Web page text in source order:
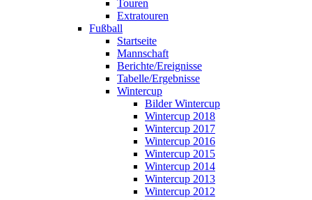
Touren
Extratouren
Fußball
Startseite
Mannschaft
Berichte/Ereignisse
Tabelle/Ergebnisse
Wintercup
Bilder Wintercup
Wintercup 2018
Wintercup 2017
Wintercup 2016
Wintercup 2015
Wintercup 2014
Wintercup 2013
Wintercup 2012